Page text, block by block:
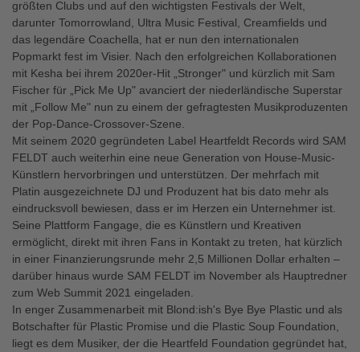
größten Clubs und auf den wichtigsten Festivals der Welt,
darunter Tomorrowland, Ultra Music Festival, Creamfields und
das legendäre Coachella, hat er nun den internationalen
Popmarkt fest im Visier. Nach den erfolgreichen Kollaborationen
mit Kesha bei ihrem 2020er-Hit „Stronger" und kürzlich mit Sam
Fischer für „Pick Me Up" avanciert der niederländische Superstar
mit „Follow Me" nun zu einem der gefragtesten Musikproduzenten
der Pop-Dance-Crossover-Szene.
Mit seinem 2020 gegründeten Label Heartfeldt Records wird SAM
FELDT auch weiterhin eine neue Generation von House-Music-
Künstlern hervorbringen und unterstützen. Der mehrfach mit
Platin ausgezeichnete DJ und Produzent hat bis dato mehr als
eindrucksvoll bewiesen, dass er im Herzen ein Unternehmer ist.
Seine Plattform Fangage, die es Künstlern und Kreativen
ermöglicht, direkt mit ihren Fans in Kontakt zu treten, hat kürzlich
in einer Finanzierungsrunde mehr 2,5 Millionen Dollar erhalten –
darüber hinaus wurde SAM FELDT im November als Hauptredner
zum Web Summit 2021 eingeladen.
In enger Zusammenarbeit mit Blond:ish's Bye Bye Plastic und als
Botschafter für Plastic Promise und die Plastic Soup Foundation,
liegt es dem Musiker, der die Heartfeld Foundation gegründet hat,